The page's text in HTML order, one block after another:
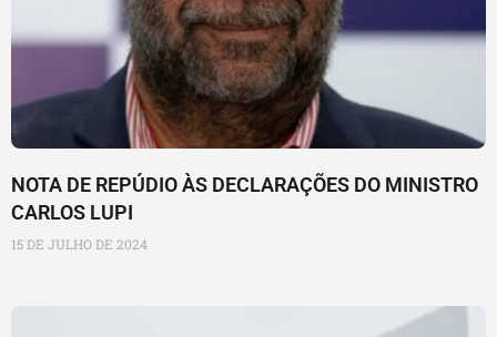
NOTA DE REPÚDIO ÀS DECLARAÇÕES DO MINISTRO
CARLOS LUPI
15 DE JULHO DE 2024